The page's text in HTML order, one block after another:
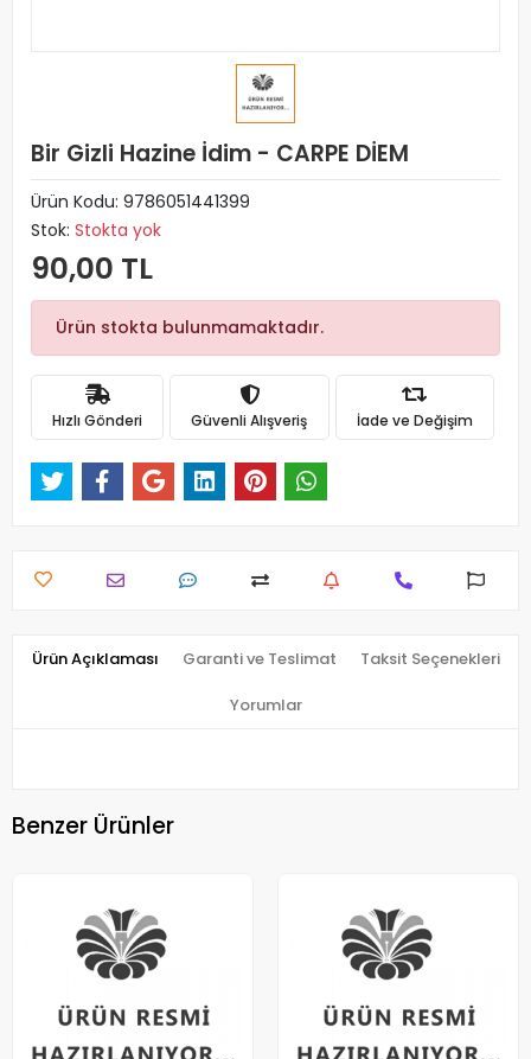
Bir Gizli Hazine İdim - CARPE DİEM
Ürün Kodu: 9786051441399
Stok: Stokta yok
90,00 TL
Ürün stokta bulunmamaktadır.
Hızlı Gönderi Güvenli Alışveriş İade ve Değişim
Ürün Açıklaması Garanti ve Teslimat Taksit Seçenekleri
Yorumlar
Benzer Ürünler